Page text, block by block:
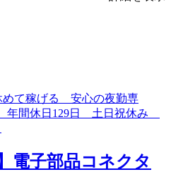
電子部品コネクタ